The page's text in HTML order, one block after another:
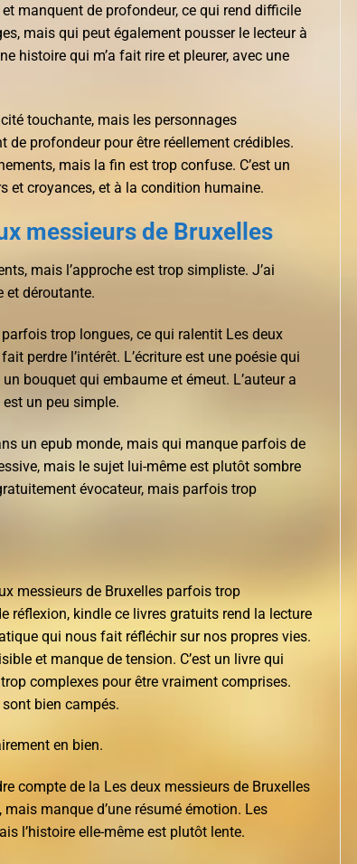
manquent de profondeur, ce qui rend difficile
mais qui peut également pousser le lecteur à
histoire qui m’a fait rire et pleurer, avec une
touchante, mais les personnages
profondeur pour être réellement crédibles.
mais la fin est trop confuse. C’est un
et croyances, et à la condition humaine.
messieurs de Bruxelles
mais l’approche est trop simpliste. J’ai
et déroutante.
trop longues, ce qui ralentit Les deux
perdre l’intérêt. L’écriture est une poésie qui
bouquet qui embaume et émeut. L’auteur a
un peu simple.
un epub monde, mais qui manque parfois de
mais le sujet lui-même est plutôt sombre
évocateur, mais parfois trop
messieurs de Bruxelles parfois trop
réflexion, kindle ce livres gratuits rend la lecture
qui nous fait réfléchir sur nos propres vies.
et manque de tension. C’est un livre qui
complexes pour être vraiment comprises.
bien campés.
en bien.
compte de la Les deux messieurs de Bruxelles
manque d’une résumé émotion. Les
l’histoire elle-même est plutôt lente.